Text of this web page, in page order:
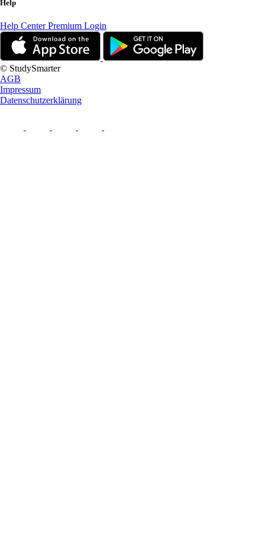
Help
Help CenterPremium Login
© StudySmarter
AGB
Impressum
Datenschutzerklärung